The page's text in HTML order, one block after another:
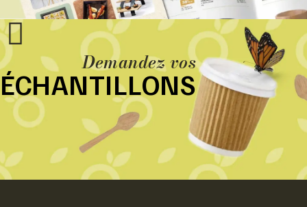
Demandez vos
ÉCHANTILLONS